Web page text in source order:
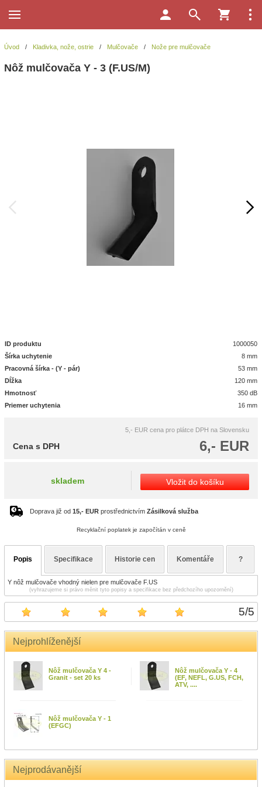
5/5
Nejprohlíženější
Nôž mulčovača Y 4 -
Granit - set 20 ks
Nôž mulčovača Y - 4
(EF, NEFL, G.US, FCH,
ATV, ....
Nôž mulčovača Y - 1
(EFGC)
Nejprodávanější
Úvod / Kladivka, nože, ostrie / Mulčovače / Nože pre mulčovače
Nôž mulčovača Y - 3 (F.US/M)
ID produktu
1000050
Šírka uchytenie
8 mm
Pracovná šírka - (Y - pár)
53 mm
Dĺžka
120 mm
Hmotnosť
350 dB
Priemer uchytenia
16 mm
5,- EUR cena pro plátce DPH na Slovensku
6,- EUR
Cena s DPH
skladem Vložit do košíku
Doprava již od 15,- EUR prostřednictvím Zásilková služba
Recyklační poplatek je započítán v ceně
Popis Specifikace Historie cen Komentáře ?
Y nôž mulčovače vhodný nielen pre mulčovače F.US
(vyhrazujeme si právo měnit tyto popisy a specifikace bez předchozího upozornění)